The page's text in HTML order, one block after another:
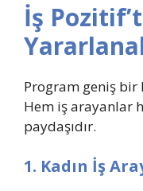
İş
Program geniş
Hem iş arayanlar
paydaşıdır.
1. Kadın İş